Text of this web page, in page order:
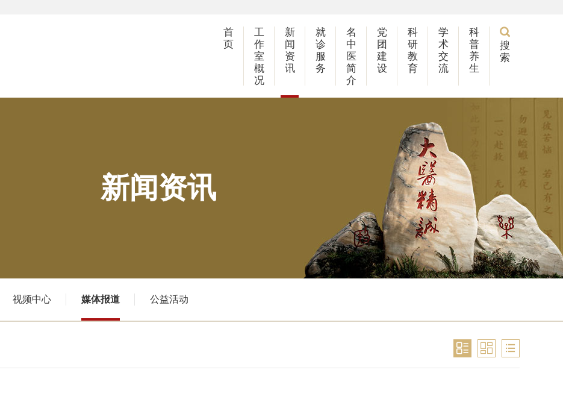
首
页
工
作
室
概
况
新
闻
资
讯
就
诊
服
务
名
中
医
简
介
党
团
建
设
科
研
教
育
学
术
交
流
科
普
养
生

搜
索
新闻资讯
视频中心 媒体报道 公益活动
  